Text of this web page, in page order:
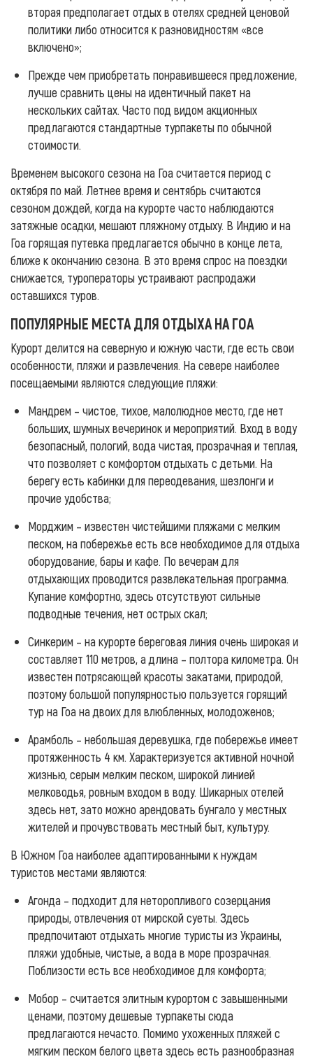
вторая предполагает отдых в отелях средней ценовой
политики либо относится к разновидностям «все
включено»;
Прежде чем приобретать понравившееся предложение,
лучше сравнить цены на идентичный пакет на
нескольких сайтах. Часто под видом акционных
предлагаются стандартные турпакеты по обычной
стоимости.
Временем высокого сезона на Гоа считается период с
октября по май. Летнее время и сентябрь считаются
сезоном дождей, когда на курорте часто наблюдаются
затяжные осадки, мешают пляжному отдыху. В Индию и на
Гоа горящая путевка предлагается обычно в конце лета,
ближе к окончанию сезона. В это время спрос на поездки
снижается, туроператоры устраивают распродажи
оставшихся туров.
ПОПУЛЯРНЫЕ МЕСТА ДЛЯ ОТДЫХА НА ГОА
Курорт делится на северную и южную части, где есть свои
особенности, пляжи и развлечения. На севере наиболее
посещаемыми являются следующие пляжи:
Мандрем – чистое, тихое, малолюдное место, где нет
больших, шумных вечеринок и мероприятий. Вход в воду
безопасный, пологий, вода чистая, прозрачная и теплая,
что позволяет с комфортом отдыхать с детьми. На
берегу есть кабинки для переодевания, шезлонги и
прочие удобства;
Морджим – известен чистейшими пляжами с мелким
песком, на побережье есть все необходимое для отдыха
оборудование, бары и кафе. По вечерам для
отдыхающих проводится развлекательная программа.
Купание комфортно, здесь отсутствуют сильные
подводные течения, нет острых скал;
Синкерим – на курорте береговая линия очень широкая и
составляет 110 метров, а длина – полтора километра. Он
известен потрясающей красоты закатами, природой,
поэтому большой популярностью пользуется горящий
тур на Гоа на двоих для влюбленных, молодоженов;
Арамболь – небольшая деревушка, где побережье имеет
протяженность 4 км. Характеризуется активной ночной
жизнью, серым мелким песком, широкой линией
мелководья, ровным входом в воду. Шикарных отелей
здесь нет, зато можно арендовать бунгало у местных
жителей и прочувствовать местный быт, культуру.
В Южном Гоа наиболее адаптированными к нуждам
туристов местами являются:
Агонда – подходит для неторопливого созерцания
природы, отвлечения от мирской суеты. Здесь
предпочитают отдыхать многие туристы из Украины,
пляжи удобные, чистые, а вода в море прозрачная.
Поблизости есть все необходимое для комфорта;
Мобор – считается элитным курортом с завышенными
ценами, поэтому дешевые турпакеты сюда
предлагаются нечасто. Помимо ухоженных пляжей с
мягким песком белого цвета здесь есть разнообразная